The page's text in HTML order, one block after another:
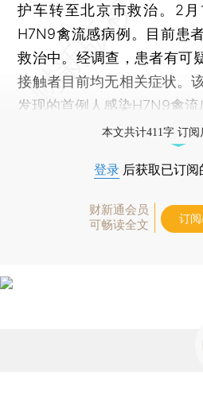
护车转至北京市救治。2
H7N9禽流感病例。目前患
救治中。经调查，患者有可
接触者目前均无相关症状。
发现的首例人感染H7N9禽流
本文共计411字 订
登录 后获取已订阅
财新通会员
可畅读全文
订